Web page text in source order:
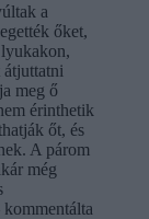
a
őket,
meg ő
érinthetik
őt, és
A párom
még